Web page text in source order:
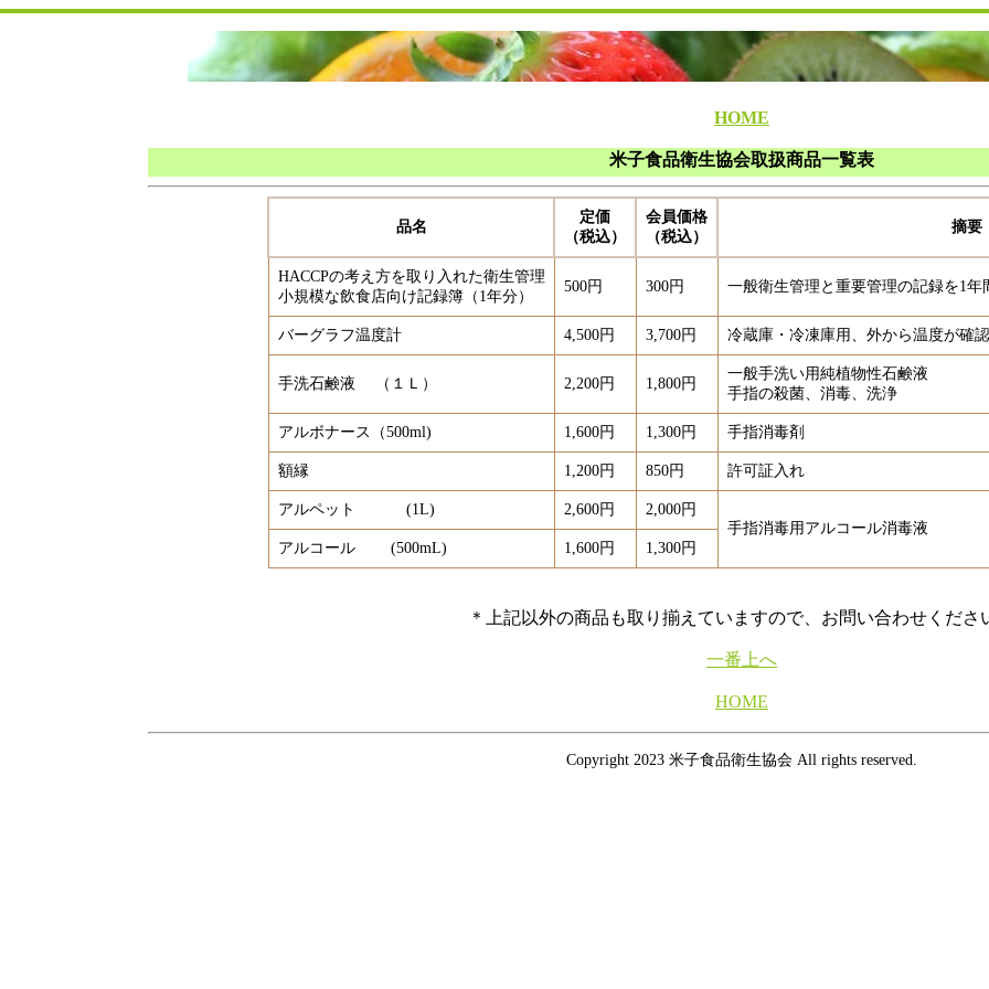
HOME
米子食品衛生協会取扱商品一覧表
品名
定価
（税込）
会員価格
（税込）
摘要
HACCPの考え方を取り入れた衛生管理
小規模な飲食店向け記録簿（1年分）
500円 300円 一般衛生管理と重要管理の記録を1年
バーグラフ温度計 4,500円 3,700円 冷蔵庫・冷凍庫用、外から温度が確
手洗石鹸液 （１Ｌ） 2,200円 1,800円
一般手洗い用純植物性石鹸液
手指の殺菌、消毒、洗浄
アルボナース（500ml) 1,600円 1,300円 手指消毒剤
額縁 1,200円 850円 許可証入れ
アルペット (1L) 2,600円
2,000円
手指消毒用アルコール消毒液
アルコール (500mL)
1,600円 1,300円
＊上記以外の商品も取り揃えていますので、お問い合わせくださ
一番上へ
HOME
Copyright 2023 米子食品衛生協会 All rights reserved.